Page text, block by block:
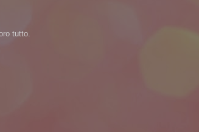
tutto.